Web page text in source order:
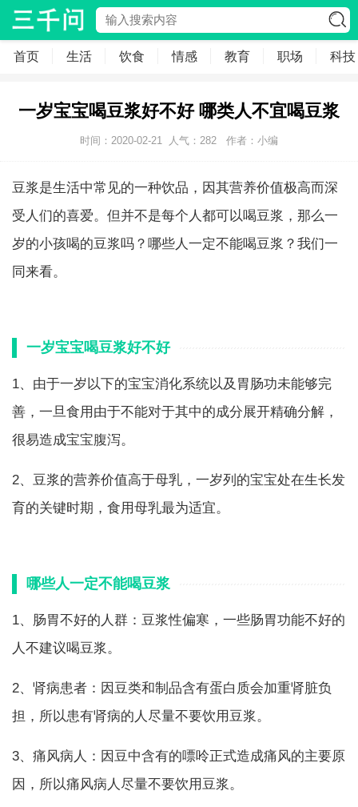
首页 生活 饮食 情感 教育 职场 科技
一岁宝宝喝豆浆好不好 哪类人不宜喝豆浆
时间：2020-02-21 人气： 282 作者：小编
豆浆是生活中常见的一种饮品，因其营养价值极高而深
受人们的喜爱。但并不是每个人都可以喝豆浆，那么一
岁的小孩喝的豆浆吗？哪些人一定不能喝豆浆？我们一
同来看。
一岁宝宝喝豆浆好不好
1、由于一岁以下的宝宝消化系统以及胃肠功未能够完
善，一旦食用由于不能对于其中的成分展开精确分解，
很易造成宝宝腹泻。
2、豆浆的营养价值高于母乳，一岁列的宝宝处在生长发
育的关键时期，食用母乳最为适宜。
哪些人一定不能喝豆浆
1、肠胃不好的人群：豆浆性偏寒，一些肠胃功能不好的
人不建议喝豆浆。
2、肾病患者：因豆类和制品含有蛋白质会加重肾脏负
担，所以患有肾病的人尽量不要饮用豆浆。
3、痛风病人：因豆中含有的嘌呤正式造成痛风的主要原
因，所以痛风病人尽量不要饮用豆浆。